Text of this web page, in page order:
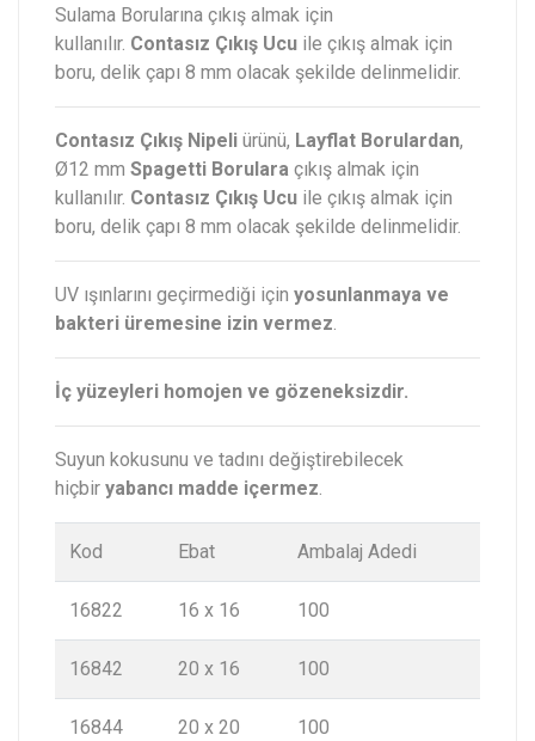
Sulama Borularına çıkış almak için
kullanılır. Contasız Çıkış Ucu ile çıkış almak için
boru, delik çapı 8 mm olacak şekilde delinmelidir.
Contasız Çıkış Nipeli ürünü, Layflat Borulardan,
Ø12 mm Spagetti Borulara çıkış almak için
kullanılır. Contasız Çıkış Ucu ile çıkış almak için
boru, delik çapı 8 mm olacak şekilde delinmelidir.
UV ışınlarını geçirmediği için yosunlanmaya ve
bakteri üremesine izin vermez.
İç yüzeyleri homojen ve gözeneksizdir.
Suyun kokusunu ve tadını değiştirebilecek
hiçbir yabancı madde içermez.
Kod Ebat Ambalaj Adedi
16822 16 x 16 100
16842 20 x 16 100
16844 20 x 20 100